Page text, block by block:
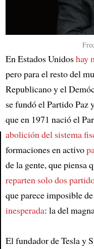
Article
En Estados Unidoshay
pero para el resto del
Republicano y el
se fundó el Partido Paz
que en 1971 nació el
abolición del sistema
formaciones en activo
de la gente, que piensa
reparten solo dos
que parece imposible
inesperada: la del
El fundador de Tesla y